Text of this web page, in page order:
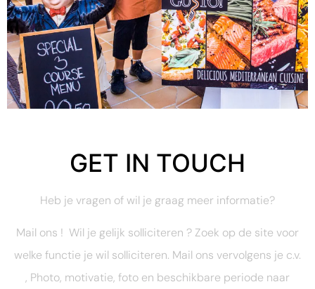
GET IN TOUCH
Heb je vragen of wil je graag meer informatie?
Mail ons ! Wil je gelijk solliciteren ? Zoek op de site voor
welke functie je wil solliciteren. Mail ons vervolgens je c.v.
, Photo, motivatie, foto en beschikbare periode naar